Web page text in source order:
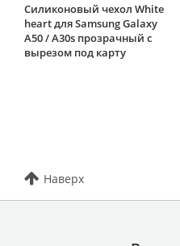
Силиконовый чехол White
heart для Samsung Galaxy
A50 / A30s прозрачный с
вырезом под карту
Наверх